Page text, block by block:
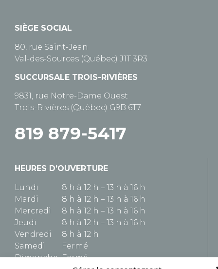
SIÈGE SOCIAL
80, rue Saint-Jean
Val-des-Sources (Québec) J1T 3R3
SUCCURSALE TROIS-RIVIÈRES
9831, rue Notre-Dame Ouest
Trois-Rivières (Québec) G9B 6T7
819 879-5417
HEURES D’OUVERTURE
Lundi
8 h à 12 h – 13 h à 16 h
Mardi
8 h à 12 h – 13 h à 16 h
Mercredi
8 h à 12 h – 13 h à 16 h
Jeudi
8 h à 12 h – 13 h à 16 h
Vendredi
8 h à 12 h
Samedi
Fermé
Dimanche Fermé